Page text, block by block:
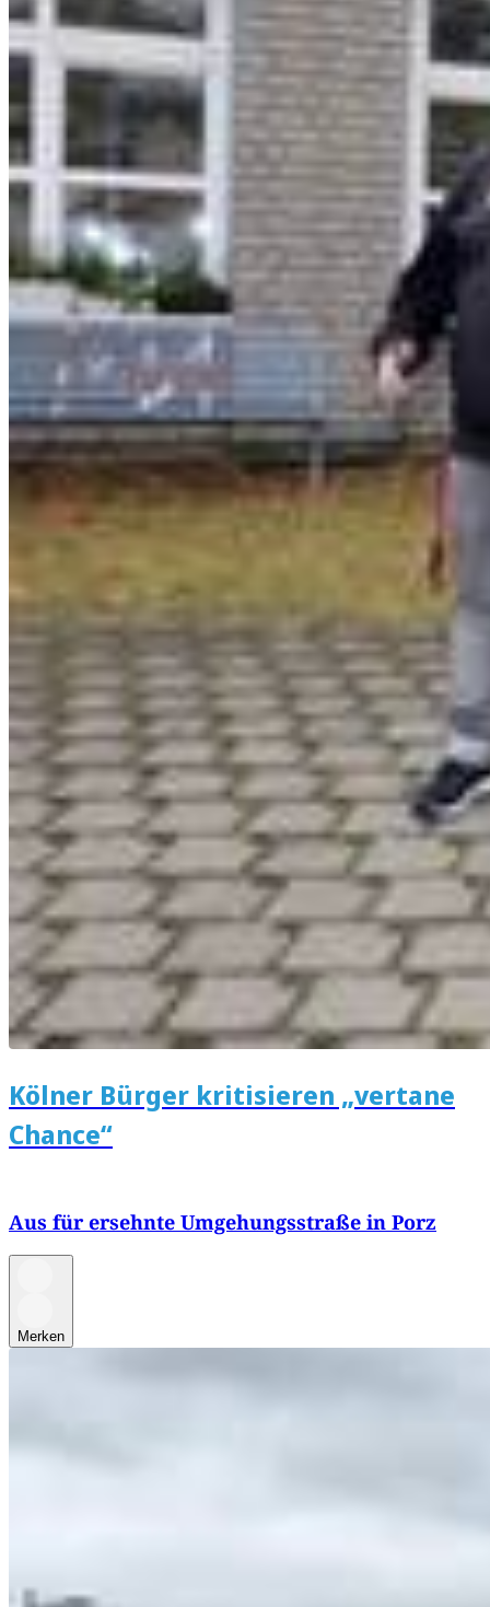
Kölner Bürger kritisieren „vertane
Chance“
Aus für ersehnte Umgehungsstraße in Porz
Merken